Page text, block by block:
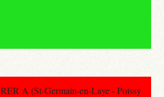
RER A (St-Germain-en-Laye - Poissy